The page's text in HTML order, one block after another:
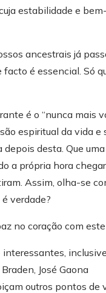
estabilidade e
ancestrais já
é essencial. Só
é o “nunca mais
espiritual da vida e
desta. Que uma
a própria hora
Assim, olha-se
verdade?
no coração com
José Gaona
outros pontos de
como
ao cenário
pessoas.
Estar. Esta página é